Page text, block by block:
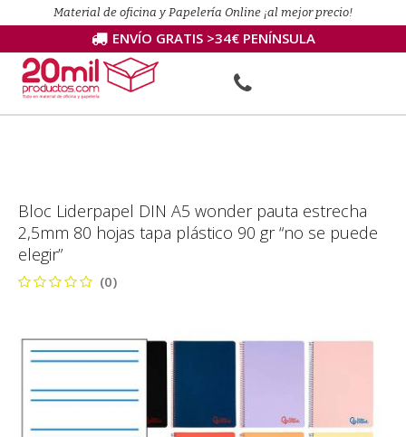
Material de oficina y Papelería Online ¡al mejor precio!
ENVÍO GRATIS >34€ PENÍNSULA
Bloc Liderpapel DIN A5 wonder pauta estrecha
2,5mm 80 hojas tapa plástico 90 gr “no se puede
elegir”
(0)